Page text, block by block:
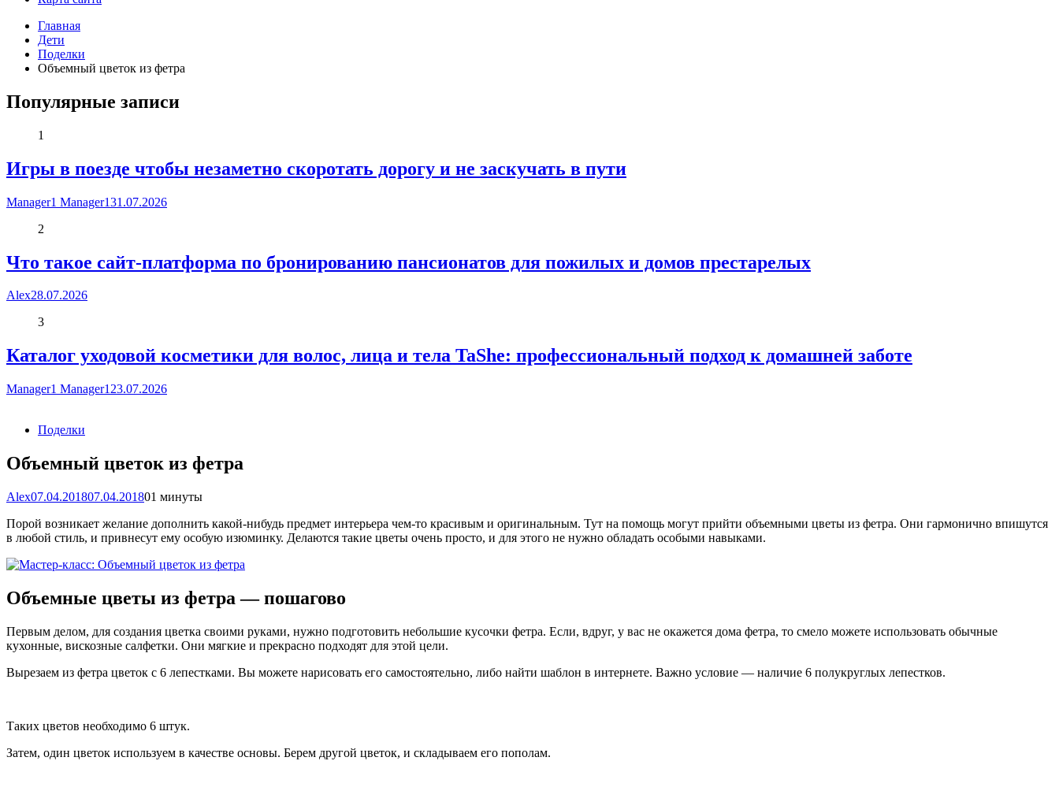
Главная
Дети
Поделки
Объемный цветок из фетра
Популярные записи
1
Игры в поезде чтобы незаметно скоротать дорогу и не заскучать в пути
Manager1 Manager131.07.2026
2
Что такое сайт-платформа по бронированию пансионатов для пожилых и домов престарелых
Alex28.07.2026
3
Каталог уходовой косметики для волос, лица и тела TaShe: профессиональный подход к домашней заботе
Manager1 Manager1 23.07.2026
Поделки
Объемный цветок из фетра
Alex07.04.201807.04.201801 минуты
Порой возникает желание дополнить какой-нибудь предмет интерьера чем-то красивым и оригинальным. Тут на помощь могут прийти объемными цветы из фетра. Они гармонично впишутся
в любой стиль, и привнесут ему особую изюминку. Делаются такие цветы очень просто, и для этого не нужно обладать особыми навыками.
Объемные цветы из фетра — пошагово
Первым делом, для создания цветка своими руками, нужно подготовить небольшие кусочки фетра. Если, вдруг, у вас не окажется дома фетра, то смело можете использовать обычные
кухонные, вискозные салфетки. Они мягкие и прекрасно подходят для этой цели.
Вырезаем из фетра цветок с 6 лепестками. Вы можете нарисовать его самостоятельно, либо найти шаблон в интернете. Важно условие — наличие 6 полукруглых лепестков.
Таких цветов необходимо 6 штук.
Затем, один цветок используем в качестве основы. Берем другой цветок, и складываем его пополам.